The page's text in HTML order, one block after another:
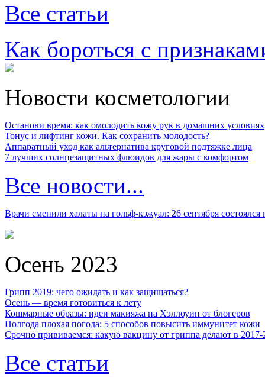
Все статьи
Как бороться с
Новости косметологии
Останови время: как омолодить кожу рук в домашних условиях
Тонус и лифтинг кожи. Как сохранить молодость?
Аппаратный уход как альтернатива круговой подтяжке лица
7 лучших солнцезащитных флюидов для жары с комфортом
Все новости...
Врачи сменили халаты на гольф-кэжуал: 26 сентября
Осень 2023
Грипп 2019: чего ожидать и как защищаться?
Осень — время готовиться к лету
Кошмарные образы: идеи макияжа на Хэллоуин от блогеров
Полгода плохая погода: 5 способов повысить иммунитет кожи
Срочно прививаемся: какую вакцину от гриппа делают в 2017-
Все статьи